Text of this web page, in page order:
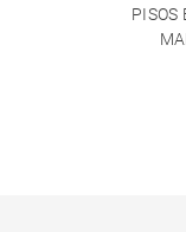
PISOS